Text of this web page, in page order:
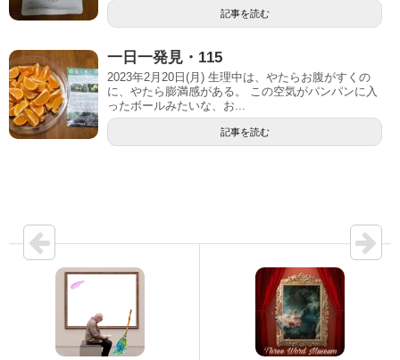
記事を読む
一日一発見・115
2023年2月20日(月) 生理中は、やたらお腹がすくの
に、やたら膨満感がある。 この空気がパンパンに入
ったボールみたいな、お...
記事を読む